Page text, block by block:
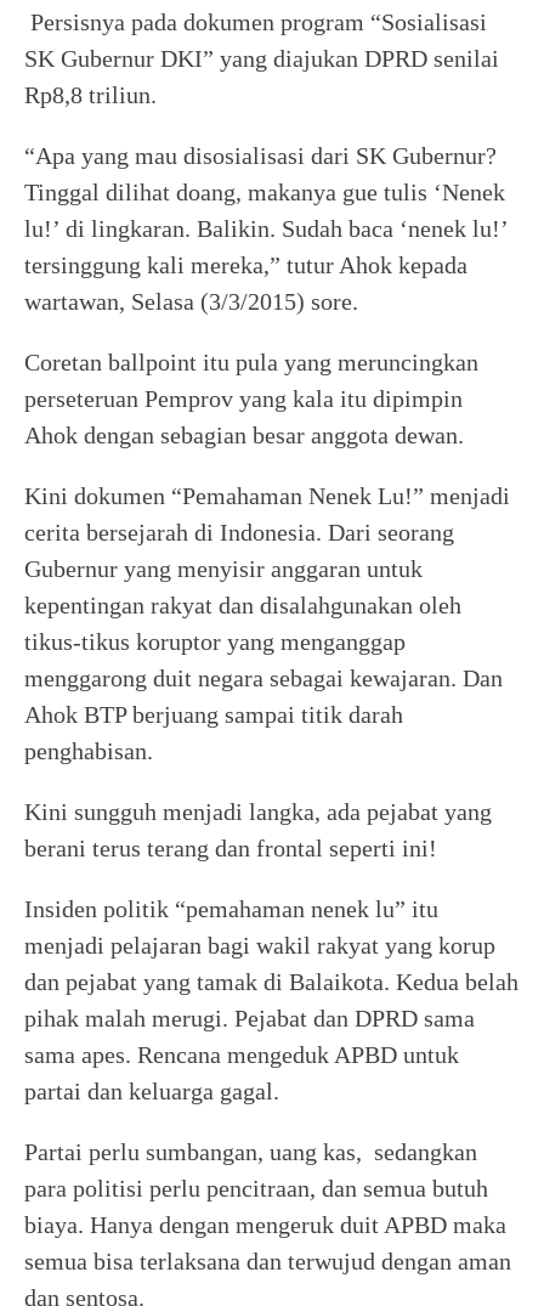
Persisnya pada dokumen program “Sosialisasi
SK Gubernur DKI” yang diajukan DPRD senilai
Rp8,8 triliun.
“Apa yang mau disosialisasi dari SK Gubernur?
Tinggal dilihat doang, makanya gue tulis ‘Nenek
lu!’ di lingkaran. Balikin. Sudah baca ‘nenek lu!’
tersinggung kali mereka,” tutur Ahok kepada
wartawan, Selasa (3/3/2015) sore.
Coretan ballpoint itu pula yang meruncingkan
perseteruan Pemprov yang kala itu dipimpin
Ahok dengan sebagian besar anggota dewan.
Kini dokumen “Pemahaman Nenek Lu!” menjadi
cerita bersejarah di Indonesia. Dari seorang
Gubernur yang menyisir anggaran untuk
kepentingan rakyat dan disalahgunakan oleh
tikus-tikus koruptor yang menganggap
menggarong duit negara sebagai kewajaran. Dan
Ahok BTP berjuang sampai titik darah
penghabisan.
Kini sungguh menjadi langka, ada pejabat yang
berani terus terang dan frontal seperti ini!
Insiden politik “pemahaman nenek lu” itu
menjadi pelajaran bagi wakil rakyat yang korup
dan pejabat yang tamak di Balaikota. Kedua belah
pihak malah merugi. Pejabat dan DPRD sama
sama apes. Rencana mengeduk APBD untuk
partai dan keluarga gagal.
Partai perlu sumbangan, uang kas, sedangkan
para politisi perlu pencitraan, dan semua butuh
biaya. Hanya dengan mengeruk duit APBD maka
semua bisa terlaksana dan terwujud dengan aman
dan sentosa.